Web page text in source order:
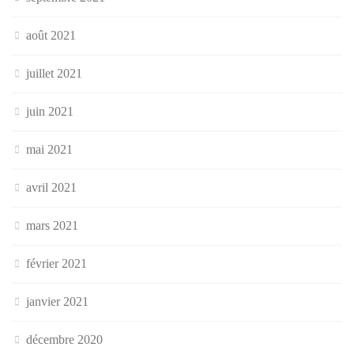
août 2021
juillet 2021
juin 2021
mai 2021
avril 2021
mars 2021
février 2021
janvier 2021
décembre 2020